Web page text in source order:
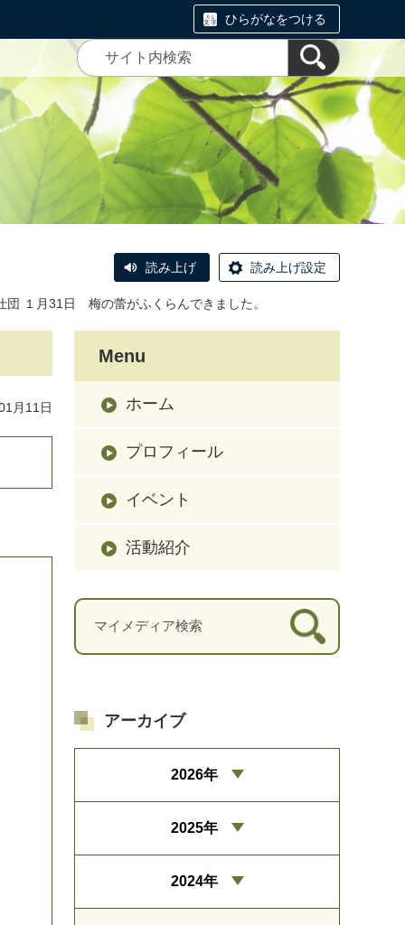
ひらがなをつける
読み上げ 読み上げ設定
団 １月31日 梅の蕾がふくらんできました。
月11日
Menu
ホーム
プロフィール
イベント
活動紹介
アーカイブ
2026年
2025年
2024年